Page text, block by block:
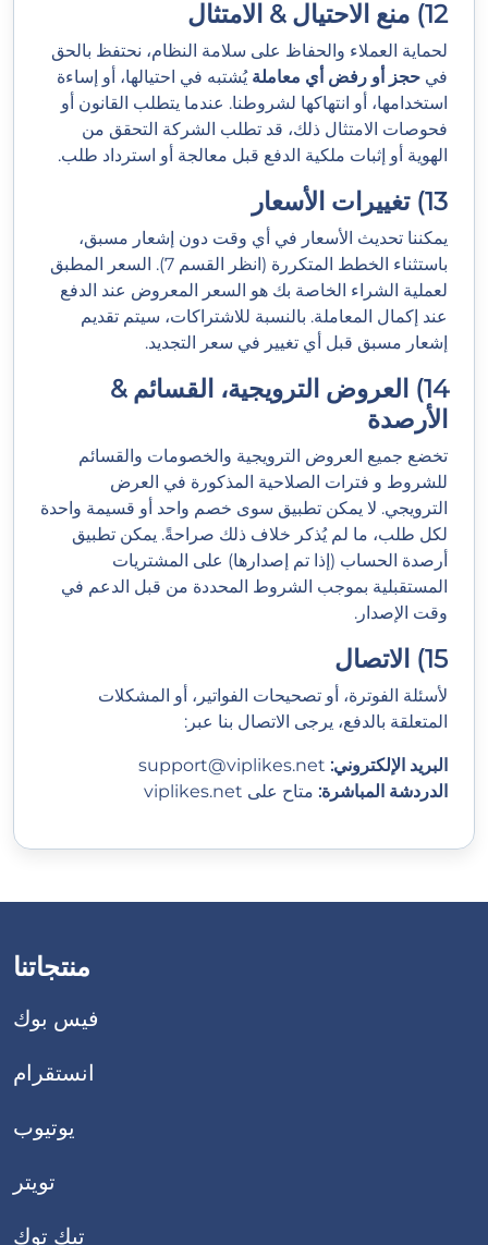
12) منع الاحتيال & الامتثال
لحماية العملاء والحفاظ على سلامة النظام، نحتفظ بالحق
في حجز أو رفض أي معاملة يُشتبه في احتيالها، أو إساءة
استخدامها، أو انتهاكها لشروطنا. عندما يتطلب القانون أو
فحوصات الامتثال ذلك، قد تطلب الشركة التحقق من
الهوية أو إثبات ملكية الدفع قبل معالجة أو استرداد طلب.
13) تغييرات الأسعار
يمكننا تحديث الأسعار في أي وقت دون إشعار مسبق،
باستثناء الخطط المتكررة (انظر القسم 7). السعر المطبق
لعملية الشراء الخاصة بك هو السعر المعروض عند الدفع
عند إكمال المعاملة. بالنسبة للاشتراكات، سيتم تقديم
إشعار مسبق قبل أي تغيير في سعر التجديد.
14) العروض الترويجية، القسائم &
الأرصدة
تخضع جميع العروض الترويجية والخصومات والقسائم
للشروط و فترات الصلاحية المذكورة في العرض
الترويجي. لا يمكن تطبيق سوى خصم واحد أو قسيمة واحدة
لكل طلب، ما لم يُذكر خلاف ذلك صراحةً. يمكن تطبيق
أرصدة الحساب (إذا تم إصدارها) على المشتريات
المستقبلية بموجب الشروط المحددة من قبل الدعم في
وقت الإصدار.
15) الاتصال
لأسئلة الفوترة، أو تصحيحات الفواتير، أو المشكلات
المتعلقة بالدفع، يرجى الاتصال بنا عبر:
البريد الإلكتروني: support@viplikes.net
الدردشة المباشرة: متاح على viplikes.net
منتجاتنا
فيس بوك
انستقرام
يوتيوب
تويتر
تيك توك